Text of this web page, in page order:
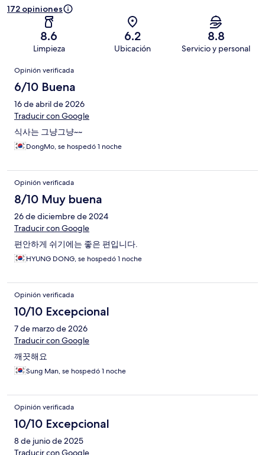
172 opiniones
8.6
Limpieza
6.2
Ubicación
8.8
Servicio y personal
Opiniones
Opinión verificada
6/10 Buena
16 de abril de 2026
Traducir con Google
식사는 그냥그냥~~
DongMo, se hospedó 1 noche
Opinión verificada
8/10 Muy buena
26 de diciembre de 2024
Traducir con Google
편안하게 쉬기에는 좋은 편입니다.
HYUNG DONG, se hospedó 1 noche
Opinión verificada
10/10 Excepcional
7 de marzo de 2026
Traducir con Google
깨끗해요
Sung Man, se hospedó 1 noche
Opinión verificada
10/10 Excepcional
8 de junio de 2025
Traducir con Google